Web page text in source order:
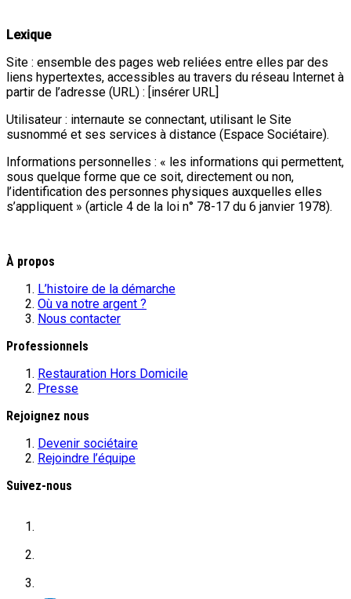
Lexique
Site : ensemble des pages web reliées entre elles par des
liens hypertextes, accessibles au travers du réseau Internet à
partir de l’adresse (URL) : [insérer URL]
Utilisateur : internaute se connectant, utilisant le Site
susnommé et ses services à distance (Espace Sociétaire).
Informations personnelles : « les informations qui permettent,
sous quelque forme que ce soit, directement ou non,
l’identification des personnes physiques auxquelles elles
s’appliquent » (article 4 de la loi n° 78-17 du 6 janvier 1978).
À propos
L’histoire de la démarche
Où va notre argent ?
Nous contacter
Professionnels
Restauration Hors Domicile
Presse
Rejoignez nous
Devenir sociétaire
Rejoindre l’équipe
Suivez-nous